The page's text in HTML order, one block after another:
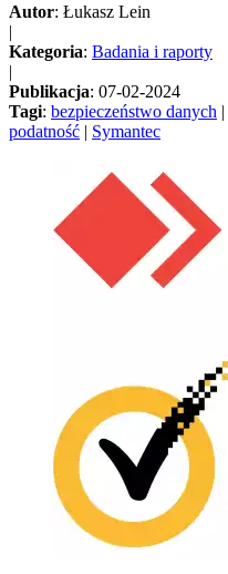
Autor: Łukasz Lein
|
Kategoria: Badania i raporty
|
Publikacja: 07-02-2024
Tagi: bezpieczeństwo danych |
podatność | Symantec